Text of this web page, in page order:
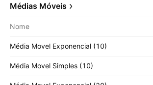
Médias Móveis
Nome
Média Movel Exponencial (10)
Média Movel Simples (10)